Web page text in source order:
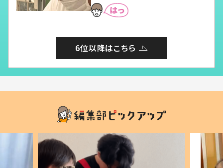
6位以降はこちら